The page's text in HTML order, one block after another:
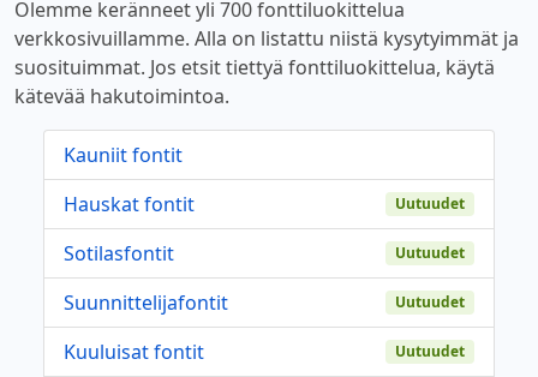
Olemme keränneet yli 700 fonttiluokittelua
verkkosivuillamme. Alla on listattu niistä kysytyimmät ja
suosituimmat. Jos etsit tiettyä fonttiluokittelua, käytä
kätevää hakutoimintoa.
Kauniit fontit
Hauskat fontit
Uutuudet
Sotilasfontit Uutuudet
Suunnittelijafontit Uutuudet
Kuuluisat fontit Uutuudet